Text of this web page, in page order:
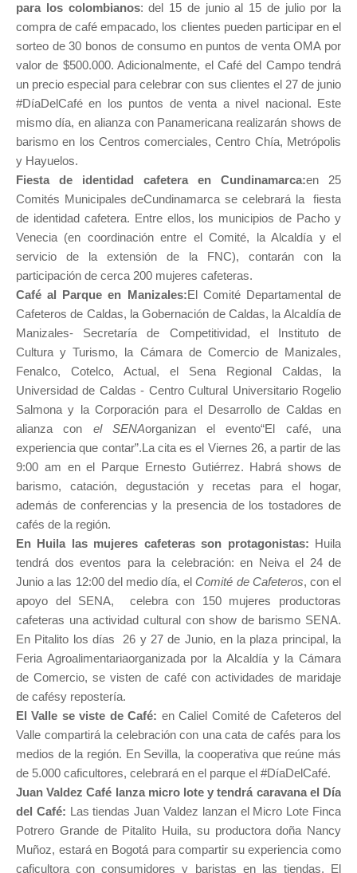
para los colombianos: del 15 de junio al 15 de julio por la
compra de café empacado, los clientes pueden participar en el
sorteo de 30 bonos de consumo en puntos de venta OMA por
valor de $500.000. Adicionalmente, el Café del Campo tendrá
un precio especial para celebrar con sus clientes el 27 de junio
#DíaDelCaféen los puntos de venta a nivel nacional. Este
mismo día, en alianza con Panamericana realizarán shows de
barismo en los Centros comerciales, Centro Chía, Metrópolis
y Hayuelos.
Fiesta de identidad cafetera en Cundinamarca:en 25
Comités Municipales deCundinamarca se celebrará la fiesta
de identidad cafetera. Entre ellos, los municipios de Pacho y
Venecia (en coordinación entre el Comité, la Alcaldía y el
servicio de la extensión de la FNC), contarán con la
participación de cerca 200 mujeres cafeteras.
Café al Parque en Manizales:El Comité Departamental de
Cafeteros de Caldas, la Gobernación de Caldas, la Alcaldía de
Manizales- Secretaría de Competitividad, el Instituto de
Cultura y Turismo, la Cámara de Comercio de Manizales,
Fenalco, Cotelco, Actual, el Sena Regional Caldas, la
Universidad de Caldas - Centro Cultural Universitario Rogelio
Salmona y la Corporación para el Desarrollo de Caldas en
alianza con el SENAorganizan el evento“El café, una
experiencia que contar”.La cita es el Viernes 26, a partir de las
9:00 am en el Parque Ernesto Gutiérrez. Habrá shows de
barismo, catación, degustación y recetas para el hogar,
además de conferencias y la presencia de los tostadores de
cafés de la región.
En Huila las mujeres cafeteras son protagonistas: Huila
tendrá dos eventos para la celebración: en Neiva el 24 de
Junio a las 12:00 del medio día, el Comité de Cafeteros, con el
apoyo del SENA, celebra con 150 mujeres productoras
cafeteras una actividad cultural con show de barismo SENA.
En Pitalito los días 26 y 27 de Junio, en la plaza principal, la
Feria Agroalimentariaorganizada por la Alcaldía y la Cámara
de Comercio, se visten de café con actividades de maridaje
de cafésy repostería.
El Valle se viste de Café: en Caliel Comité de Cafeteros del
Valle compartirá la celebración con una cata de cafés para los
medios de la región. En Sevilla, la cooperativa que reúne más
de 5.000 caficultores, celebrará en el parque el #DíaDelCafé.
Juan Valdez Café lanza micro lote y tendrá caravana el Día
del Café: Las tiendas Juan Valdez lanzan el Micro Lote Finca
Potrero Grande de Pitalito Huila, su productora doña Nancy
Muñoz, estará en Bogotá para compartir su experiencia como
caficultora con consumidores y baristas en las tiendas. El